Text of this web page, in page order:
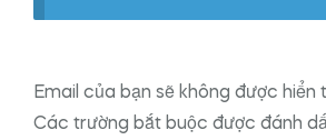
Email của bạn sẽ không được hiển
Các trường bắt buộc được đánh